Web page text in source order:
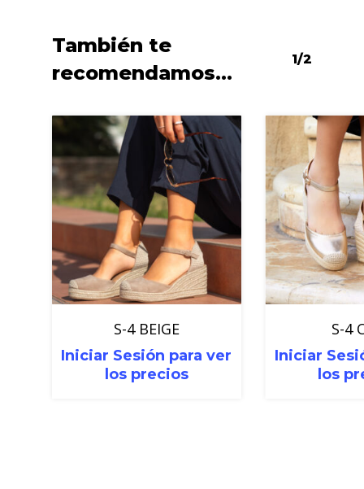
También te
recomendamos…
1/2
S-4 BEIGE
Iniciar Sesión para ver
los precios
S-4
Iniciar
los